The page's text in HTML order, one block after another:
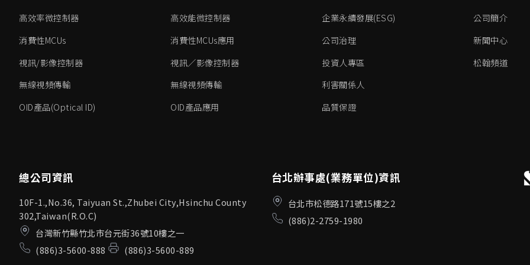
高效率微控制器
消費性MCUs
視訊/影像控制器
無線視頻傳輸
OID產品(Optical ID)
高效能微控制器
消費性MCUs應用
視訊／影像控制器
無線視頻傳輸
OID產品應用
企業永續發展(ESG)
公司治理
投資人專區
利害關係人
品質保證
公司簡介
新聞中心
松翰頻道
總公司資訊
10F-1.,No.36, Taiyuan St.,Zhubei City,Hsinchu County
302,Taiwan(R.O.C)
台灣新竹縣竹北市台元街36號10樓之一
(886)3-5600-888
(886)3-5600-889
台北辦事處(業務單位)資訊
台北市松德路171號15樓之2
(886)2-2759-1980